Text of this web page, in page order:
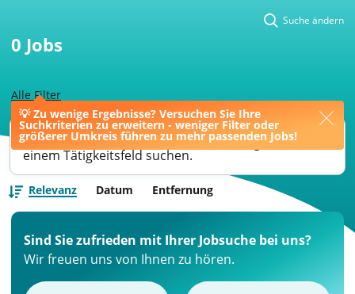
💡 Zu wenige Ergebnisse? Versuchen Sie Ihre
Suchkriterien zu erweitern - weniger Filter oder
größerer Umkreis führen zu mehr passenden Jobs!
Alle Filter
Suche ändern
0 Jobs
Ihre Jobsuche könnte bessere Ergebnisse liefern,
wenn Sie nach einer Berufsbezeichnung oder
einem Tätigkeitsfeld suchen.
Relevanz Datum Entfernung
Sind Sie zufrieden mit Ihrer Jobsuche bei uns?
Wir freuen uns von Ihnen zu hören.